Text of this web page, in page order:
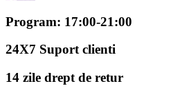
Program: 17:00-21:00
24X7 Suport clienti
14 zile drept de retur